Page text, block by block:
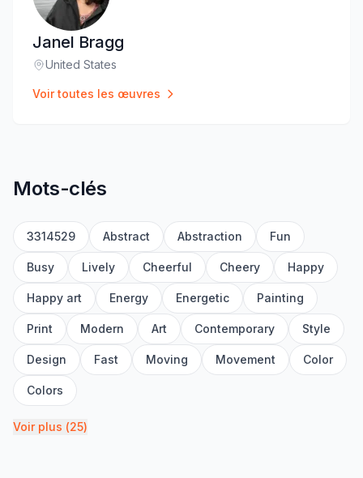
Janel Bragg
Lieu:
United States
Voir toutes les œuvres
Mots-clés
3314529 Abstract Abstraction Fun
Busy Lively Cheerful Cheery Happy
Happy art Energy Energetic Painting
Print Modern Art Contemporary Style
Design Fast Moving Movement Color
Colors
Voir plus (25)